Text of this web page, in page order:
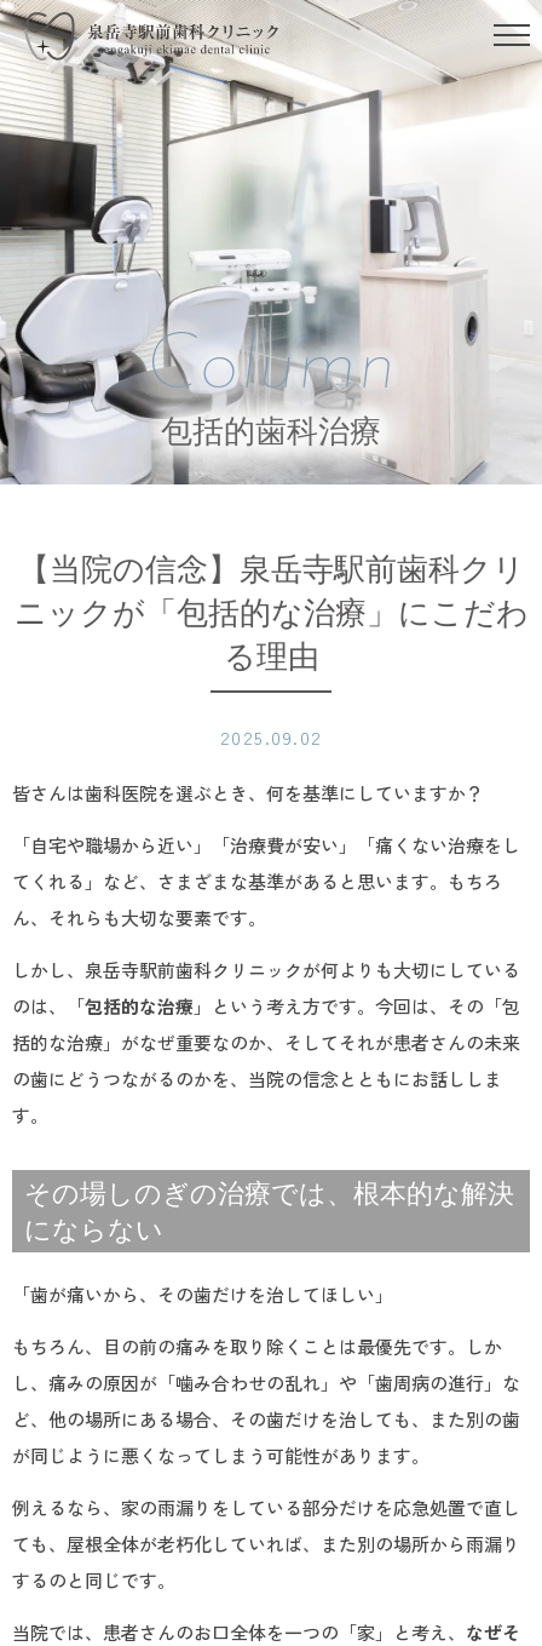
Column
包括的歯科治療
【当院の信念】泉岳寺駅前歯科クリ
ニックが「包括的な治療」にこだわ
る理由
2025.09.02
皆さんは歯科医院を選ぶとき、何を基準にしていますか？
「自宅や職場から近い」「治療費が安い」「痛くない治療をし
てくれる」など、さまざまな基準があると思います。もちろ
ん、それらも大切な要素です。
しかし、泉岳寺駅前歯科クリニックが何よりも大切にしている
のは、「包括的な治療」という考え方です。今回は、その「包
括的な治療」がなぜ重要なのか、そしてそれが患者さんの未来
の歯にどうつながるのかを、当院の信念とともにお話ししま
す。
その場しのぎの治療では、根本的な解決
にならない
「歯が痛いから、その歯だけを治してほしい」
もちろん、目の前の痛みを取り除くことは最優先です。しか
し、痛みの原因が「噛み合わせの乱れ」や「歯周病の進行」な
ど、他の場所にある場合、その歯だけを治しても、また別の歯
が同じように悪くなってしまう可能性があります。
例えるなら、家の雨漏りをしている部分だけを応急処置で直し
ても、屋根全体が老朽化していれば、また別の場所から雨漏り
するのと同じです。
当院では、患者さんのお口全体を一つの「家」と考え、 なぜそ